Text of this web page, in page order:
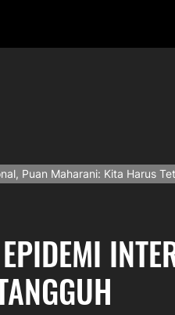
Puan Maharani: Kita Harus